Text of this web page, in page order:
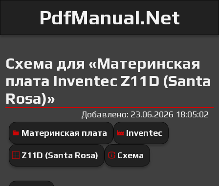
PdfManual.Net
Схема для «Материнская
плата Inventec Z11D (Santa
Rosa)»
Добавлено: 23.06.2026 18:05:02
Материнская плата
Inventec
Z11D (Santa Rosa) Схема